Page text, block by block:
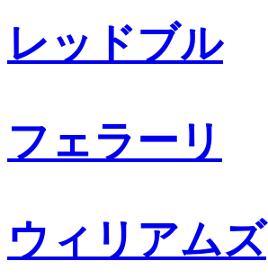
レッドブル
フェラーリ
ウィリアムズ